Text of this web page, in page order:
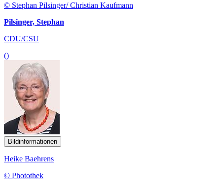
© Stephan Pilsinger/ Christian Kaufmann
Pilsinger, Stephan
CDU/CSU
()
Bildinformationen
Heike Baehrens
© Photothek